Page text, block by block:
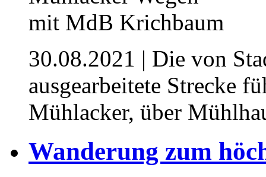
30.08.2021 | Die von
ausgearbeitete Strecke
Mühlacker, über
Wanderung zum